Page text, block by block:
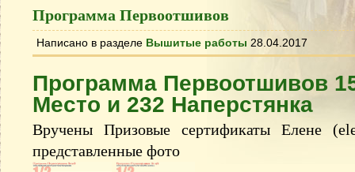
Программа Первоотшивов
Написано в разделе Вышитые работы 28.04.2017
Программа Первоотшивов
Место и 232 Наперстянка
Вручены Призовые сертификаты Елене
представленные фото